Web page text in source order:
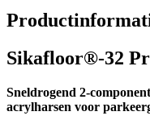
Sikafloor®-32
Sneldrogend 2-
acrylharsen voor